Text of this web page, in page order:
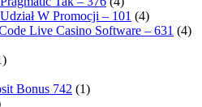
W Promocji – 101 (4)
Live Casino Software – 631 (4)
Bonus 742 (1)